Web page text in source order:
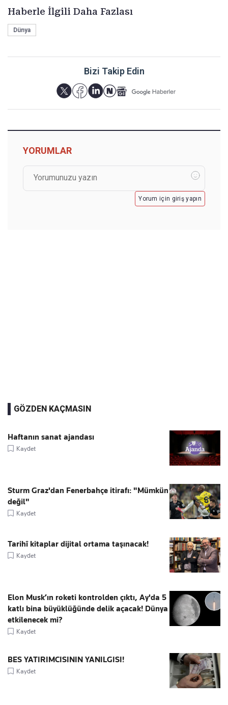
Haberle İlgili Daha Fazlası
Dünya
Bizi Takip Edin
YORUMLAR
Yorum için giriş yapın
GÖZDEN KAÇMASIN
Haftanın sanat ajandası
Kaydet
Sturm Graz'dan Fenerbahçe itirafı: "Mümkün
değil"
Kaydet
Tarihî kitaplar dijital ortama taşınacak!
Kaydet
Elon Musk’ın roketi kontrolden çıktı, Ay'da 5
katlı bina büyüklüğünde delik açacak! Dünya
etkilenecek mi?
Kaydet
BES YATIRIMCISININ YANILGISI!
Kaydet